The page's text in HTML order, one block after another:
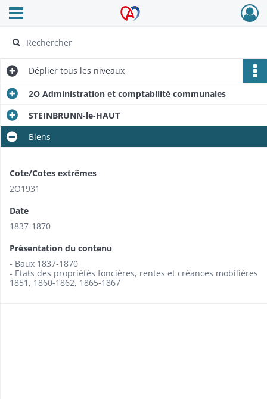
Archives Alsace - Colmar
Ouvrir le menu déroulant
Déplier tous les niveaux
2O Administration et comptabilité communales
STEINBRUNN-le-HAUT
Biens
Cote/Cotes extrêmes
2O1931
Date
1837-1870
Présentation du contenu
- Baux 1837-1870
- Etats des propriétés foncières, rentes et créances mobilières
1851, 1860-1862, 1865-1867